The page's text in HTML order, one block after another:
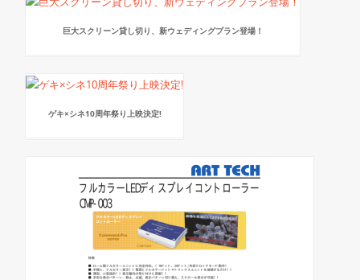
巨大スクリーン貸し切り、新ウェディングプラン登場！
ゲキ×シネ10周年祭り上映決定!